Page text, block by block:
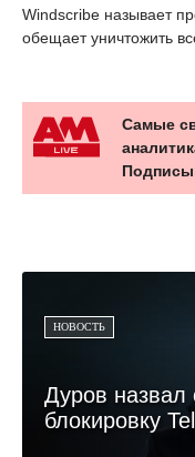
Windscribe называет
обещает уничтожить
Самые
НОВОСТЬ
Дуров
блокировку